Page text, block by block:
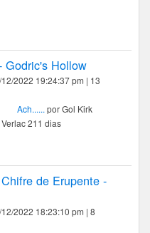
Godric's Hollow
2022 19:24:37 pm | 13
por Gol Kirk
211 dias
de Erupente -
2022 18:23:10 pm | 8